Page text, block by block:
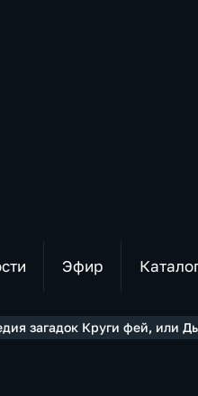
Эфир
загадок Круги фей, или